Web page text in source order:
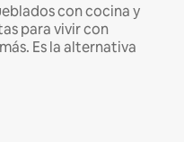
con cocina y
para vivir con
Es la alternativa